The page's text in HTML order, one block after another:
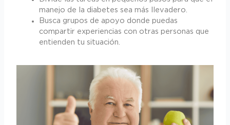
manejo de la diabetes sea más llevadero.
Busca grupos de apoyo donde puedas
compartir experiencias con otras personas que
entienden tu situación.